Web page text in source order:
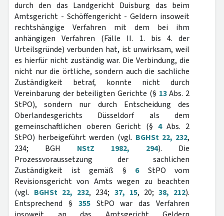
durch den das Landgericht Duisburg das beim
Amtsgericht - Schöffengericht - Geldern insoweit
rechtshängige Verfahren mit dem bei ihm
anhängigen Verfahren (Fälle II. 1. bis 4. der
Urteilsgründe) verbunden hat, ist unwirksam, weil
es hierfür nicht zuständig war. Die Verbindung, die
nicht nur die örtliche, sondern auch die sachliche
Zuständigkeit betraf, konnte nicht durch
Vereinbarung der beteiligten Gerichte (§ 13Abs. 2
StPO), sondern nur durch Entscheidung des
Oberlandesgerichts Düsseldorf als dem
gemeinschaftlichen oberen Gericht (§ 4Abs. 2
StPO) herbeigeführt werden (vgl. BGHSt 22, 232,
234; BGH NStZ 1982, 294). Die
Prozessvoraussetzung der sachlichen
Zuständigkeit ist gemäß § 6StPO vom
Revisionsgericht von Amts wegen zu beachten
(vgl. BGHSt 22, 232, 234; 37, 15, 20; 38, 212).
Entsprechend § 355StPO war das Verfahren